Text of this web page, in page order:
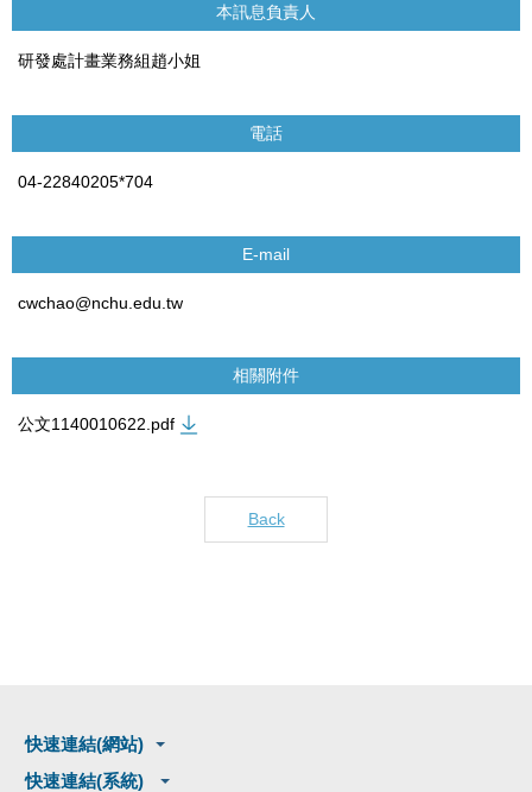
本訊息負責人
研發處計畫業務組趙小姐
電話
04-22840205*704
E-mail
cwchao@nchu.edu.tw
相關附件
公文1140010622.pdf
Back
快速連結(網站)
快速連結(系統)